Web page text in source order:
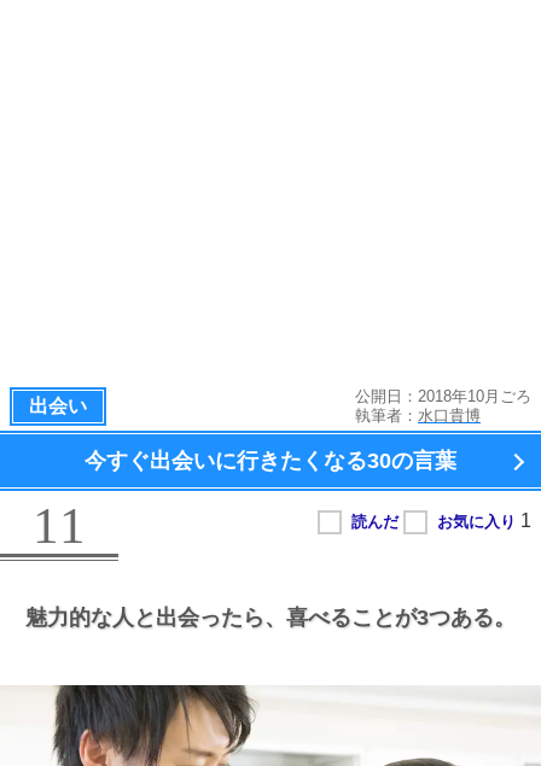
出会い
公開日：2018年10月ごろ
執筆者： 水口貴博
今すぐ出会いに行きたくなる30の言葉
11
魅力的な人と出会ったら、 喜べることが3つある。